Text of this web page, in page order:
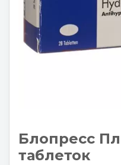
Блопресс
таблеток